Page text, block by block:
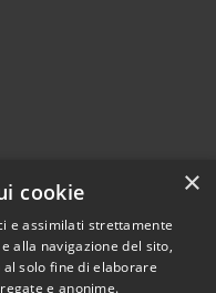
© 2026 • Comune di
×
cookie
e assimilati strettamente
alla navigazione del sito,
solo fine di elaborare
e anonime.